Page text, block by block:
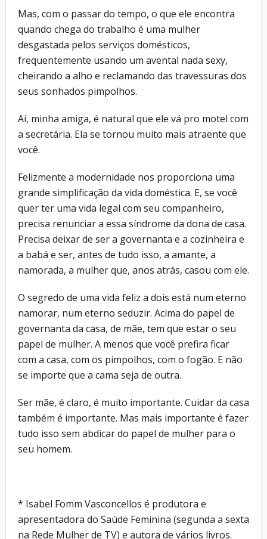
Mas, com o passar do tempo, o que ele encontra
quando chega do trabalho é uma mulher
desgastada pelos serviços domésticos,
frequentemente usando um avental nada sexy,
cheirando a alho e reclamando das travessuras dos
seus sonhados pimpolhos.
Aí, minha amiga, é natural que ele vá pro motel com
a secretária. Ela se tornou muito mais atraente que
você.
Felizmente a modernidade nos proporciona uma
grande simplificação da vida doméstica. E, se você
quer ter uma vida legal com seu companheiro,
precisa renunciar a essa síndrome da dona de casa.
Precisa deixar de ser a governanta e a cozinheira e
a babá e ser, antes de tudo isso, a amante, a
namorada, a mulher que, anos atrás, casou com ele.
O segredo de uma vida feliz a dois está num eterno
namorar, num eterno seduzir. Acima do papel de
governanta da casa, de mãe, tem que estar o seu
papel de mulher. A menos que você prefira ficar
com a casa, com os pimpolhos, com o fogão. E não
se importe que a cama seja de outra.
Ser mãe, é claro, é muito importante. Cuidar da casa
também é importante. Mas mais importante é fazer
tudo isso sem abdicar do papel de mulher para o
seu homem.
* Isabel Fomm Vasconcellos é produtora e
apresentadora do Saúde Feminina (segunda a sexta
na Rede Mulher de TV) e autora de vários livros.